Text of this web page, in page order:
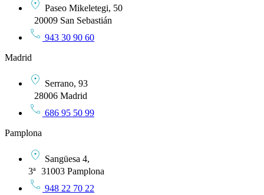
Paseo Mikeletegi, 50
20009 San Sebastián
943 30 90 60
Madrid
Serrano, 93
28006 Madrid
686 95 50 99
Pamplona
Sangüesa 4,
3ª 31003 Pamplona
948 22 70 22